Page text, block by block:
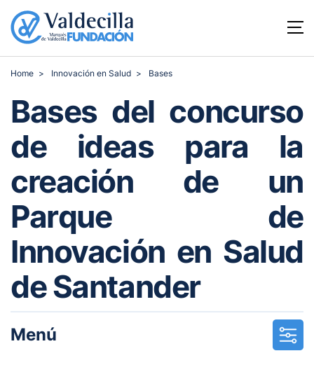
Home Innovación en Salud Bases
Bases del concurso
de ideas para la
creación de un
Parque de
Innovación en Salud
de Santander
Menú